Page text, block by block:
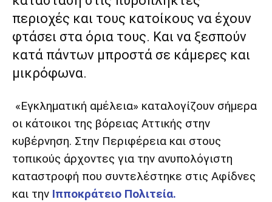
περιοχές και τους κατοίκους να έχουν
φτάσει στα όρια τους. Και να ξεσπούν
κατά πάντων μπροστά σε κάμερες και
μικρόφωνα.
«Εγκληματική αμέλεια» καταλογίζουν σήμερα
οι κάτοικοι της βόρειας Αττικής στην
κυβέρνηση. Στην Περιφέρεια και στους
τοπικούς άρχοντες για την ανυπολόγιστη
καταστροφή που συντελέστηκε στις Αφίδνες
και την Ιπποκράτειο Πολιτεία.